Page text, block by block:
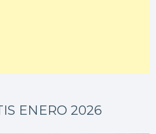
ENERO 2026